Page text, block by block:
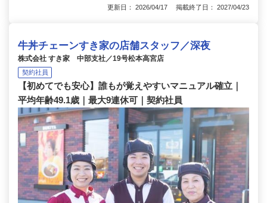
更新日： 2026/04/17 掲載終了日： 2027/04/23
牛丼チェーンすき家の店舗スタッフ／深夜
株式会社 すき家 中部支社／19号松本高宮店
契約社員
【初めてでも安心】誰もが覚えやすいマニュアル確立｜
平均年齢49.1歳｜最大9連休可｜契約社員